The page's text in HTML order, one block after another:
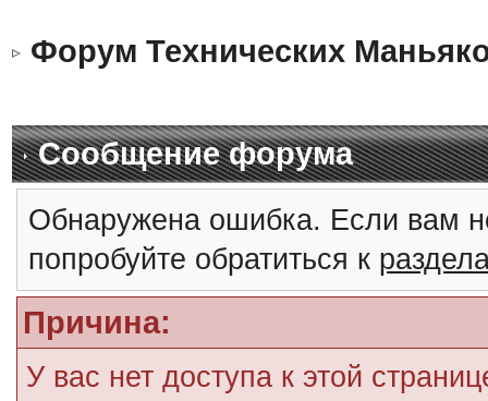
Форум Технических
Сообщение форума
Обнаружена ошибка. Если вам
попробуйте обратиться к
Причина:
У вас нет доступа к этой